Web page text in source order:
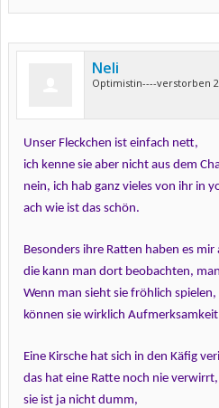
Neli
Optimistin----verstorben
Unser Fleckchen ist einfach nett,
ich kenne sie aber nicht aus dem
nein, ich hab ganz vieles von ihr in
ach wie ist das schön.
Besonders ihre Ratten haben es mir
die kann man dort beobachten,
Wenn man sieht sie fröhlich spielen,
können sie wirklich Aufmerksamkeit
Eine Kirsche hat sich in den Käfig
das hat eine Ratte noch nie verwirrt,
sie ist ja nicht dumm,